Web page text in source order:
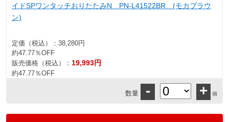
イドSPワンタッチおりたたみN PN-L41522BR (モカブラウ
ン)
定価（税込）： 38,280円
約47.77％OFF
販売価格（税込）： 19,993円
約47.77％OFF
数量 - + 個